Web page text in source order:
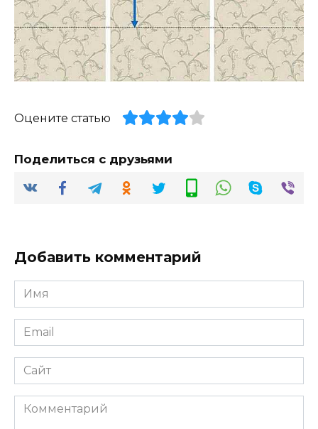
Оцените статью
Поделиться с друзьями
Добавить комментарий
Имя
*
Email
*
Сайт
Комментарий